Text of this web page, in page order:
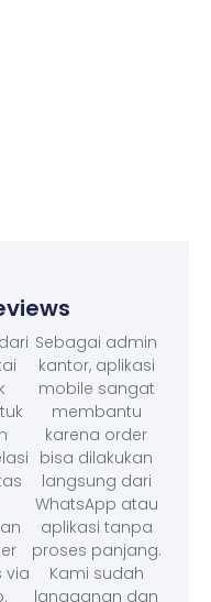
via
Sebagai admin
kantor, aplikasi
mobile sangat
membantu
karena order
bisa dilakukan
langsung dari
WhatsApp atau
aplikasi tanpa
proses panjang.
Kami sudah
langganan dan